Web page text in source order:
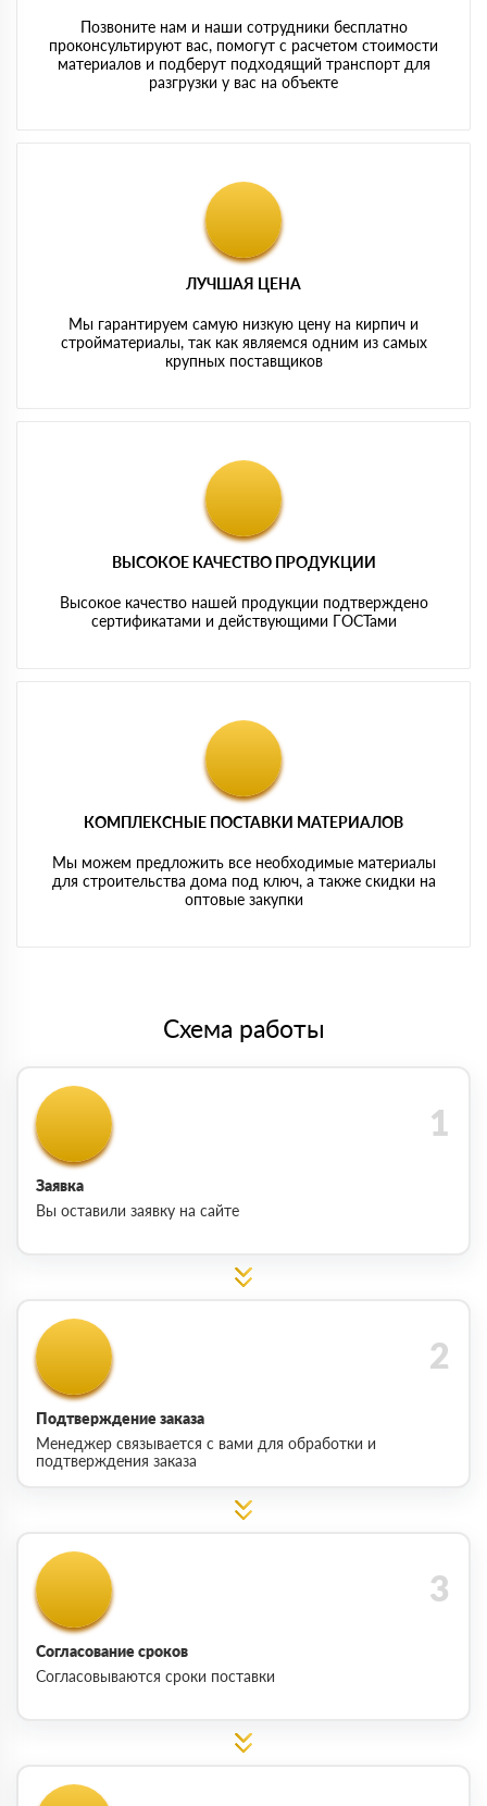
Позвоните нам и наши сотрудники бесплатно
проконсультируют вас, помогут с расчетом стоимости
материалов и подберут подходящий транспорт для
разгрузки у вас на объекте
ЛУЧШАЯ ЦЕНА
Мы гарантируем самую низкую цену на кирпич и
стройматериалы, так как являемся одним из самых
крупных поставщиков
ВЫСОКОЕ КАЧЕСТВО ПРОДУКЦИИ
Высокое качество нашей продукции подтверждено
сертификатами и действующими ГОСТами
КОМПЛЕКСНЫЕ ПОСТАВКИ МАТЕРИАЛОВ
Мы можем предложить все необходимые материалы
для строительства дома под ключ, а также скидки на
оптовые закупки
Схема работы
Заявка
Вы оставили заявку на сайте
Подтверждение заказа
Менеджер связывается с вами для обработки и
подтверждения заказа
Согласование сроков
Согласовываются сроки поставки